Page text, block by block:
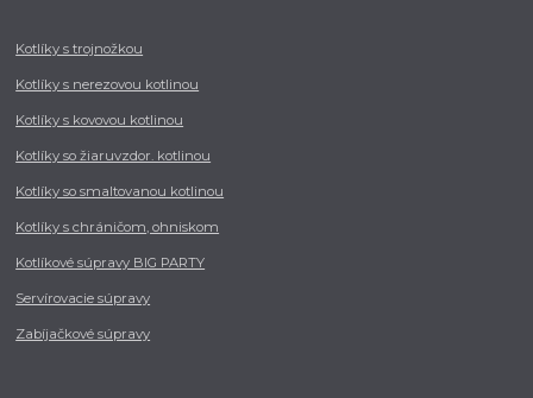
Kotlíky s trojnožkou
Kotlíky s nerezovou kotlinou
Kotlíky s kovovou kotlinou
Kotlíky so žiaruvzdor. kotlinou
Kotlíky so smaltovanou kotlinou
Kotlíky s chráničom, ohniskom
Kotlíkové súpravy BIG PARTY
Servírovacie súpravy
Zabíjačkové súpravy